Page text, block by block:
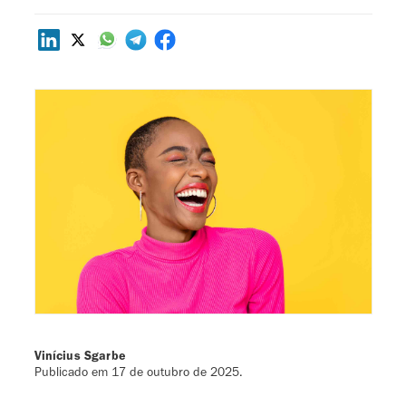
Vinícius Sgarbe
Publicado em 17 de outubro de 2025.